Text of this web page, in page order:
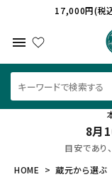
17,000円(税
menu
8月
目安であり
HOME
蔵元から選ぶ